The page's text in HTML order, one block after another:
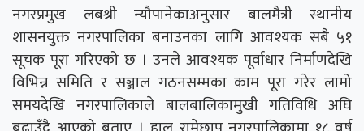
नगरप्रमुख लबश्री न्यौपानेकाअनुसार बालमैत्री स्थानीय
शासनयुक्त नगरपालिका बनाउनका लागि आवश्यक सबै ५१
सूचक पूरा गरिएको छ । उनले आवश्यक पूर्वाधार निर्माणदेखि
विभिन्न समिति र सञ्जाल गठनसम्मका काम पूरा गरेर लामो
समयदेखि नगरपालिकाले बालबालिकामुखी गतिविधि अघि